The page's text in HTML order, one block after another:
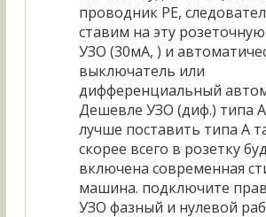
проводник PE,
ставим на эту
УЗО (30мА, ) и
выключатель или
дифференциальный
Дешевле УЗО (диф.) типа
лучше поставить типа А
скорее всего в розетку
включена современная
машина. подключите
УЗО фазный и нулевой